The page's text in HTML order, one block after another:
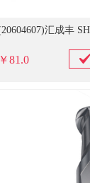
￥81.0